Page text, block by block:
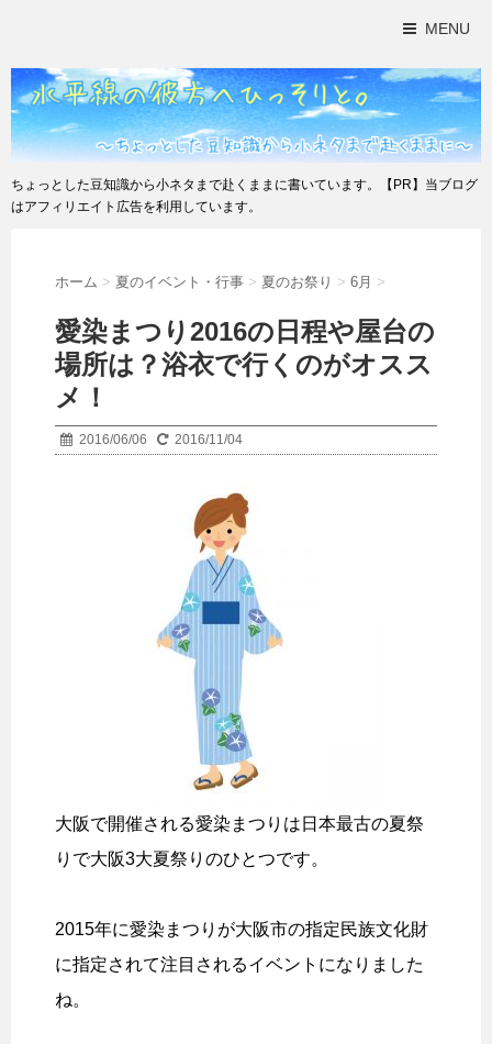
MENU
ちょっとした豆知識から小ネタまで赴くままに書いています。【PR】当ブログ
はアフィリエイト広告を利用しています。
ホーム > 夏のイベント・行事 > 夏のお祭り > 6月 >
愛染まつり2016の日程や屋台の
場所は？浴衣で行くのがオスス
メ！
2016/06/06 2016/11/04
大阪で開催される愛染まつりは日本最古の夏祭
りで大阪3大夏祭りのひとつです。
2015年に愛染まつりが大阪市の指定民族文化財
に指定されて注目されるイベントになりました
ね。